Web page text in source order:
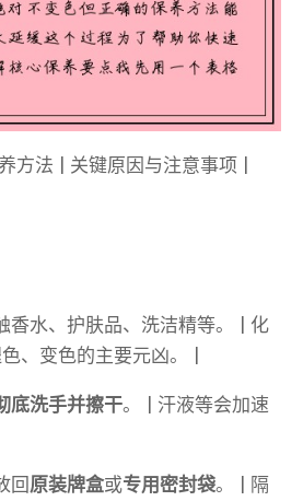
方法 | 关键原因与注意事项 |
香水、护肤品、洗洁精等。 | 化
、变色的主要元凶。 |
底洗手并擦干。 | 汗液等会加速
回原装牌盒或专用密封袋。 | 隔